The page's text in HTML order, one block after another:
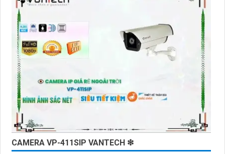
Điểm mạnh của Camera Vantech là chất lượng dịch vụ
tốt và hỗ trợ khách hàng chu đáo. Đội ngũ nhân viên kỹ
thuật chuyên nghiệp của Vantech sẽ giúp bạn lựa chọn
giải pháp camera phù hợp với nhu cầu và ngân sách
của bạn.
Nếu bạn đang tìm kiếm một giải pháp giám sát an ninh
tốt cho ngôi nhà hoặc doanh nghiệp của mình, Camera
Vantech Việt Nam là một lựa chọn hàng đầu mà bạn có
thể tin tưởng.
CAMERA VP-411SIP VANTECH ❇